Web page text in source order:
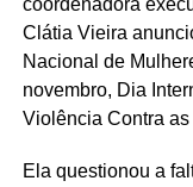
Clátia Vieira
Nacional de
novembro, Dia
Violência Contra as
Ela questionou a